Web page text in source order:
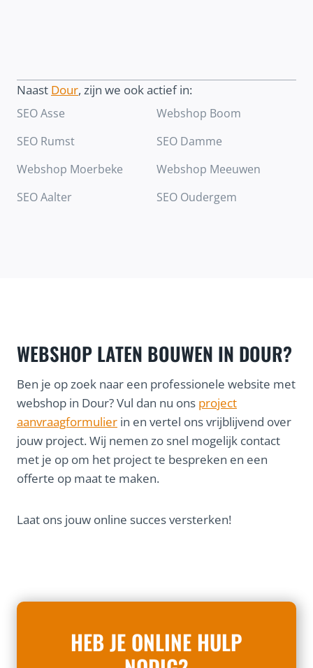
Naast Dour, zijn we ook actief in:
SEO Asse
Webshop Boom
SEO Rumst
SEO Damme
Webshop Moerbeke
Webshop Meeuwen
SEO Aalter
SEO Oudergem
WEBSHOP LATEN BOUWEN IN DOUR?
Ben je op zoek naar een professionele website met
webshop in Dour? Vul dan nu ons project
aanvraagformulier in en vertel ons vrijblijvend over
jouw project. Wij nemen zo snel mogelijk contact
met je op om het project te bespreken en een
offerte op maat te maken.
Laat ons jouw online succes versterken!
HEB JE ONLINE HULP